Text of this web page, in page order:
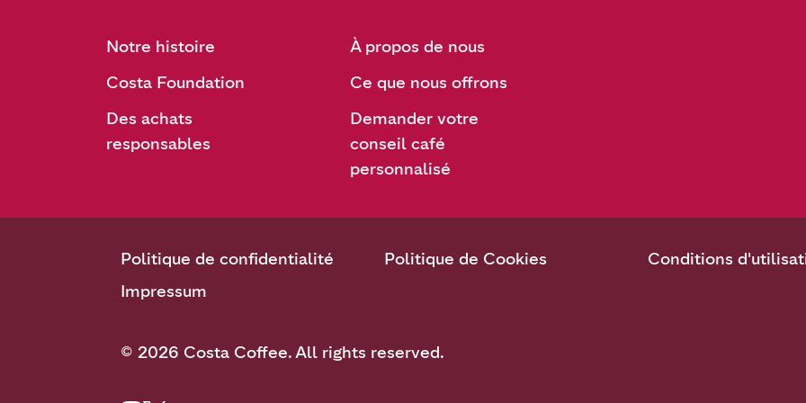
Notre histoire
Costa Foundation
Des achats
responsables
À propos de nous
Ce que nous offrons
Demander votre
conseil café
personnalisé
Politique de confidentialité Politique de Cookies
Conditions
Impressum
© 2026 Costa Coffee. All rights reserved.